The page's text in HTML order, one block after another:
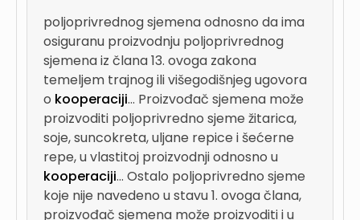
poljoprivrednog sjemena odnosno da ima
osiguranu proizvodnju poljoprivrednog
sjemena iz člana 13. ovoga zakona
temeljem trajnog ili višegodišnjeg ugovora
o kooperaciji... Proizvođač sjemena može
proizvoditi poljoprivredno sjeme žitarica,
soje, suncokreta, uljane repice i šećerne
repe, u vlastitoj proizvodnji odnosno u
kooperaciji... Ostalo poljoprivredno sjeme
koje nije navedeno u stavu 1. ovoga člana,
proizvođač sjemena može proizvoditi i u